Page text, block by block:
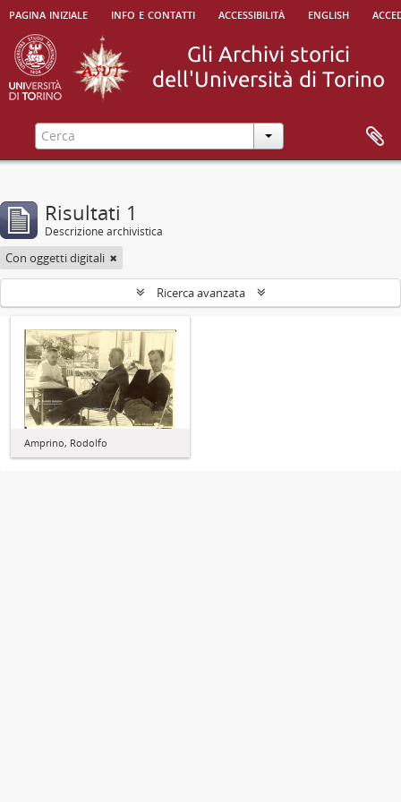
pagina iniziale info e contatti accessibilità english
Risultati 1
Descrizione archivistica
Con oggetti digitali
Ricerca avanzata
Amprino, Rodolfo